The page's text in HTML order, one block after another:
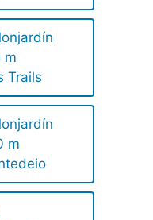
m
Trails
m